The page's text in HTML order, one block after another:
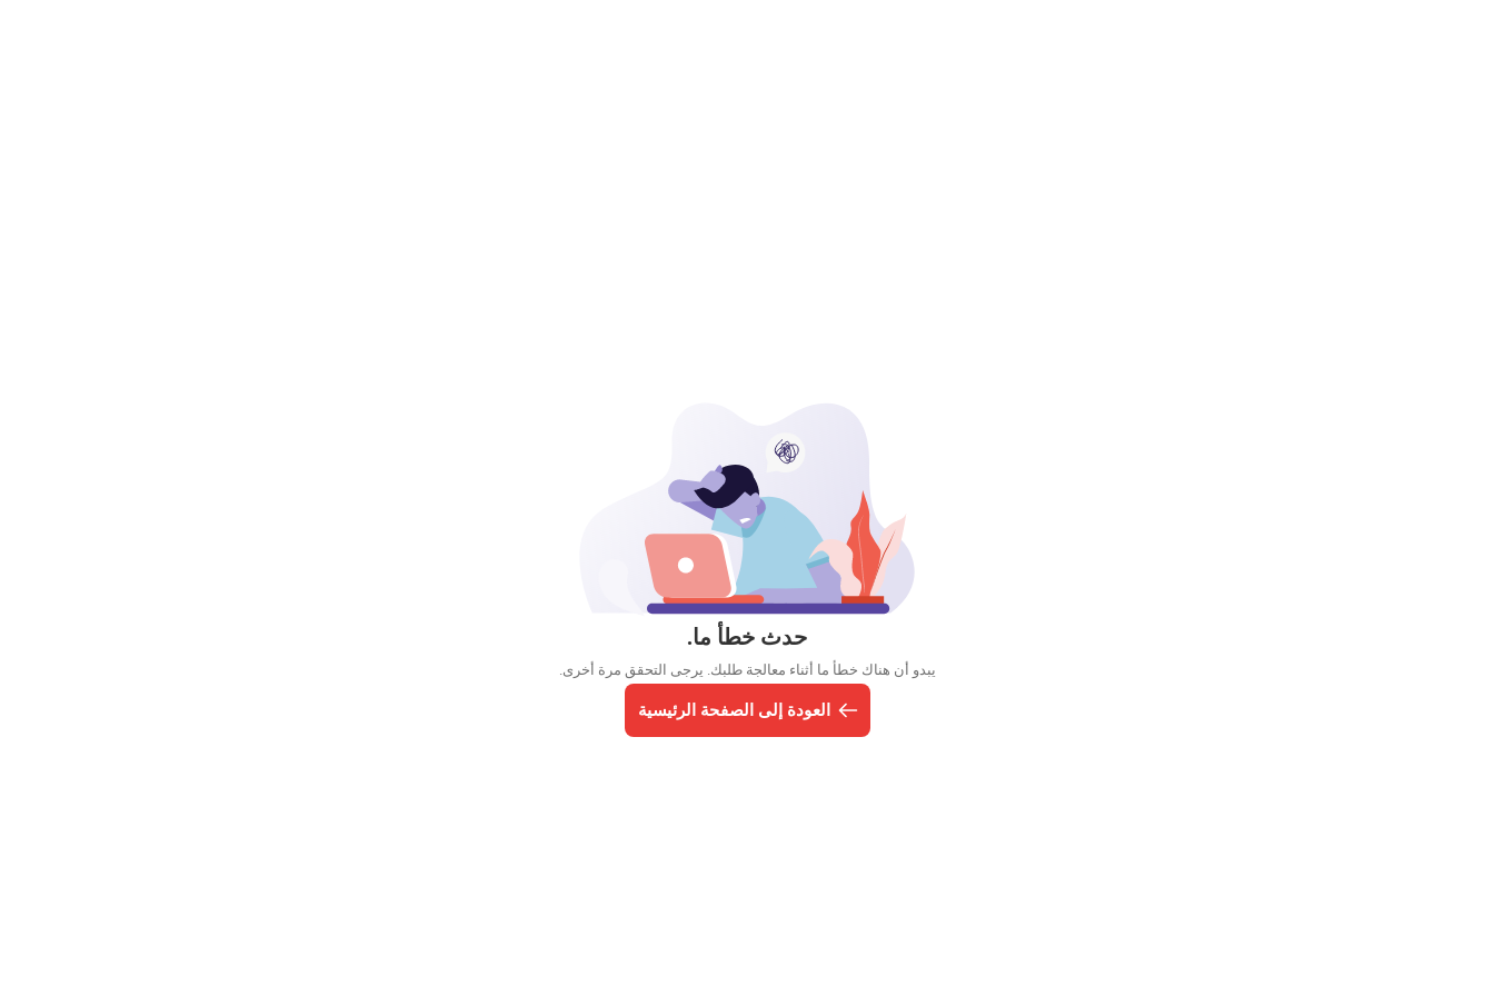
حدث خطأ ما.
يبدو أن هناك خطأ ما أثناء معالجة طلبك. يرجى التحقق مرة أخرى.
العودة إلى الصفحة الرئيسية